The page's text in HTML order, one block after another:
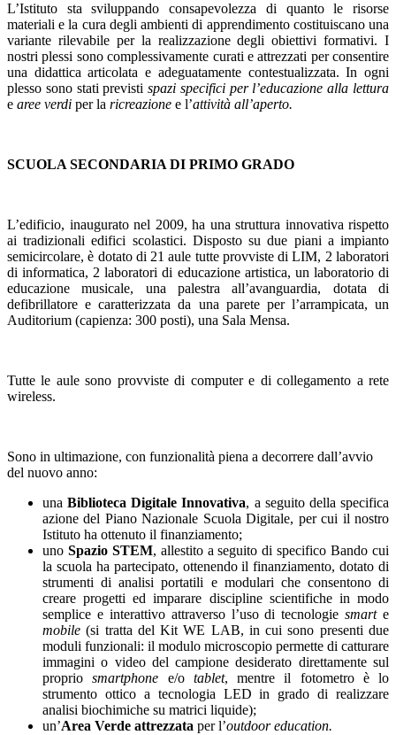
L’Istituto sta sviluppando consapevolezza di quanto le risorse
materiali e la cura degli ambienti di apprendimento costituiscano una
variante rilevabile per la realizzazione degli obiettivi formativi. I
nostri plessi sono complessivamente curati e attrezzati per consentire
una didattica articolata e adeguatamente contestualizzata. In ogni
plesso sono stati previstispazi specifici per l’educazione alla lettura
e aree verdi per la ricreazione e l’attività all’aperto.
SCUOLA SECONDARIA DI PRIMO GRADO
L’edificio, inaugurato nel 2009, ha una struttura innovativa rispetto
ai tradizionali edifici scolastici. Disposto su due piani a impianto
semicircolare, è dotato di 21 aule tutte provviste di LIM, 2 laboratori
di informatica, 2 laboratori di educazione artistica, un laboratorio di
educazione musicale, una palestra all’avanguardia, dotata di
defibrillatore e caratterizzata da una parete per l’arrampicata, un
Auditorium (capienza: 300 posti), una Sala Mensa.
Tutte le aule sono provviste di computer e di collegamento a rete
wireless.
Sono in ultimazione, con funzionalità piena a decorrere dall’avvio
del nuovo anno:
unaBiblioteca Digitale Innovativa, a seguito della specifica
azione del Piano Nazionale Scuola Digitale, per cui il nostro
Istituto ha ottenuto il finanziamento;
uno Spazio STEM, allestito a seguito di specifico Bando cui
la scuola ha partecipato, ottenendo il finanziamento, dotato di
strumenti di analisi portatili e modulari che consentono di
creare progetti ed imparare discipline scientifiche in modo
semplice e interattivo attraverso l’uso di tecnologiesmarte
mobile (si tratta del Kit WE LAB, in cui sono presenti due
moduli funzionali: il modulo microscopio permette di catturare
immagini o video del campione desiderato direttamente sul
propriosmartphone e/o tablet, mentre il fotometro è lo
strumento ottico a tecnologia LED in grado di realizzare
analisi biochimiche su matrici liquide);
un’Area Verde attrezzata per l’outdoor education.